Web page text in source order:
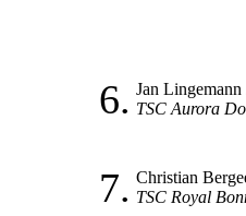
6. Jan
TSC Aurora
7. Christian
TSC Royal